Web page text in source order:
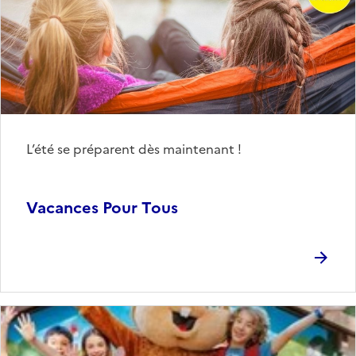
Vacances Pour Tous
L’été se préparent dès maintenant !